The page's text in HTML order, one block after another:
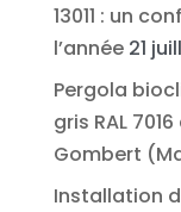
13011 : un
l’année 21
Pergola
gris RAL
Gombert
Installation